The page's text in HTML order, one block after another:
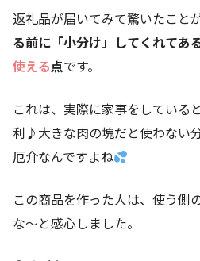
返礼品が届いてみて驚いたこと
る前に「小分け」してくれてあ
使える点です。
これは、実際に家事をしている
利♪大きな肉の塊だと使わない
厄介なんですよね
この商品を作った人は、使う側
な～と感心しました。